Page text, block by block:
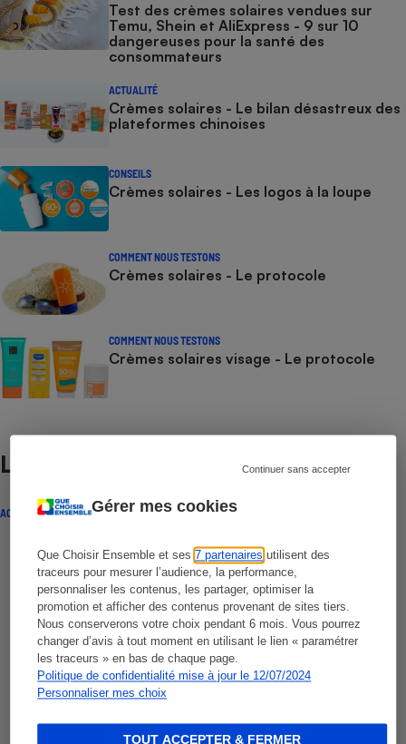
Gérer mes cookies
Que Choisir Ensemble et ses7 partenaires utilisent des
traceurs pour mesurer l’audience, la performance,
personnaliser les contenus, les partager, optimiser la
promotion et afficher des contenus provenant de sites tiers.
Nous conserverons votre choix pendant 6 mois. Vous pourrez
changer d’avis à tout moment en utilisant le lien « paramétrer
les traceurs » en bas de chaque page.
Politique de confidentialité mise à jour le 12/07/2024
Personnaliser mes choix
Continuer sans accepter
TOUT ACCEPTER & FERMER
Test des crèmes solaires vendues sur
Temu, Shein et AliExpress - 9 sur 10
dangereuses pour la santé des
consommateurs
ACTUALITÉ
Crèmes solaires - Le bilan désastreux des
plateformes chinoises
CONSEILS
Crèmes solaires - Les logos à la loupe
COMMENT NOUS TESTONS
Crèmes solaires - Le protocole
COMMENT NOUS TESTONS
Crèmes solaires visage - Le protocole
Lire aussi
ACTUALITÉ